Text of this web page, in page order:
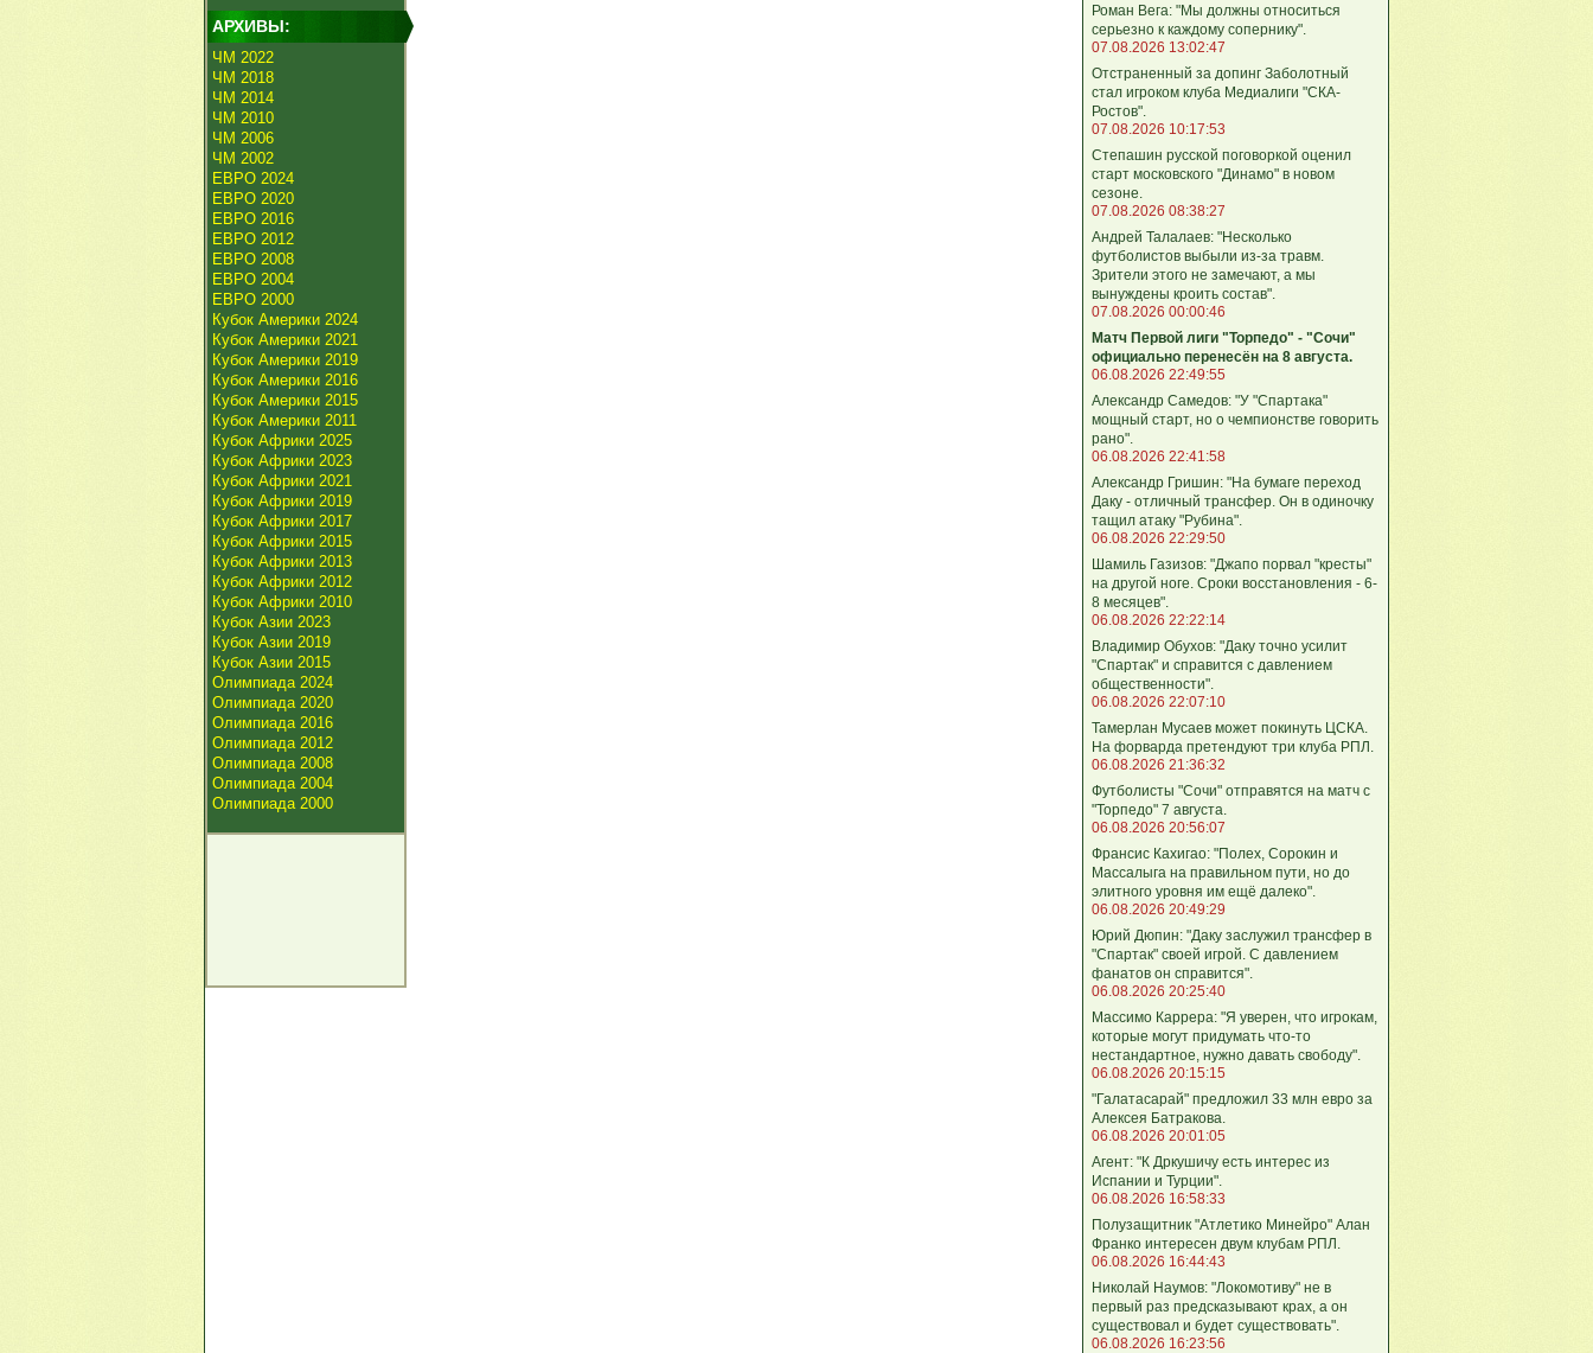
АРХИВЫ:
ЧМ 2022
ЧМ 2018
ЧМ 2014
ЧМ 2010
ЧМ 2006
ЧМ 2002
ЕВРО 2024
ЕВРО 2020
ЕВРО 2016
ЕВРО 2012
ЕВРО 2008
ЕВРО 2004
ЕВРО 2000
Кубок Америки 2024
Кубок Америки 2021
Кубок Америки 2019
Кубок Америки 2016
Кубок Америки 2015
Кубок Америки 2011
Кубок Африки 2025
Кубок Африки 2023
Кубок Африки 2021
Кубок Африки 2019
Кубок Африки 2017
Кубок Африки 2015
Кубок Африки 2013
Кубок Африки 2012
Кубок Африки 2010
Кубок Азии 2023
Кубок Азии 2019
Кубок Азии 2015
Олимпиада 2024
Олимпиада 2020
Олимпиада 2016
Олимпиада 2012
Олимпиада 2008
Олимпиада 2004
Олимпиада 2000
Роман Вега: "Мы должны относиться
серьезно к каждому сопернику".
07.08.2026 13:02:47
Отстраненный за допинг Заболотный
стал игроком клуба Медиалиги "СКА-
Ростов".
07.08.2026 10:17:53
Степашин русской поговоркой оценил
старт московского "Динамо" в новом
сезоне.
07.08.2026 08:38:27
Андрей Талалаев: "Несколько
футболистов выбыли из-за травм.
Зрители этого не замечают, а мы
вынуждены кроить состав".
07.08.2026 00:00:46
Матч Первой лиги "Торпедо" - "Сочи"
официально перенесён на 8 августа.
06.08.2026 22:49:55
Александр Самедов: "У "Спартака"
мощный старт, но о чемпионстве говорить
рано".
06.08.2026 22:41:58
Александр Гришин: "На бумаге переход
Даку - отличный трансфер. Он в одиночку
тащил атаку "Рубина".
06.08.2026 22:29:50
Шамиль Газизов: "Джапо порвал "кресты"
на другой ноге. Сроки восстановления - 6-
8 месяцев".
06.08.2026 22:22:14
Владимир Обухов: "Даку точно усилит
"Спартак" и справится с давлением
общественности".
06.08.2026 22:07:10
Тамерлан Мусаев может покинуть ЦСКА.
На форварда претендуют три клуба РПЛ.
06.08.2026 21:36:32
Футболисты "Сочи" отправятся на матч с
"Торпедо" 7 августа.
06.08.2026 20:56:07
Франсис Кахигао: "Полех, Сорокин и
Массалыга на правильном пути, но до
элитного уровня им ещё далеко".
06.08.2026 20:49:29
Юрий Дюпин: "Даку заслужил трансфер в
"Спартак" своей игрой. С давлением
фанатов он справится".
06.08.2026 20:25:40
Массимо Каррера: "Я уверен, что игрокам,
которые могут придумать что-то
нестандартное, нужно давать свободу".
06.08.2026 20:15:15
"Галатасарай" предложил 33 млн евро за
Алексея Батракова.
06.08.2026 20:01:05
Агент: "К Дркушичу есть интерес из
Испании и Турции".
06.08.2026 16:58:33
Полузащитник "Атлетико Минейро" Алан
Франко интересен двум клубам РПЛ.
06.08.2026 16:44:43
Николай Наумов: "Локомотиву" не в
первый раз предсказывают крах, а он
существовал и будет существовать".
06.08.2026 16:23:56